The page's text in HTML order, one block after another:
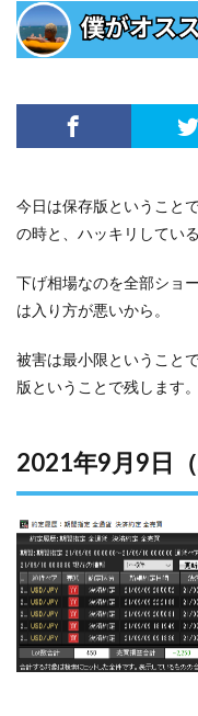
今日は保存版ということ
の時と、ハッキリしてい
下げ相場なのを全部ショ
は入り方が悪いから。
被害は最小限ということ
版ということで残します。
2021年9月9日